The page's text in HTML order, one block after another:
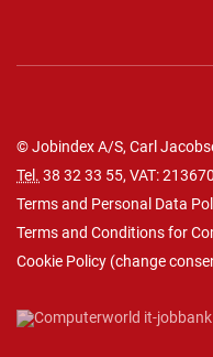
© Jobindex A/S, Carl
Tel. 38 32 33 55, VAT:
Terms and Personal Data
Terms and Conditions for
Cookie Policy (change